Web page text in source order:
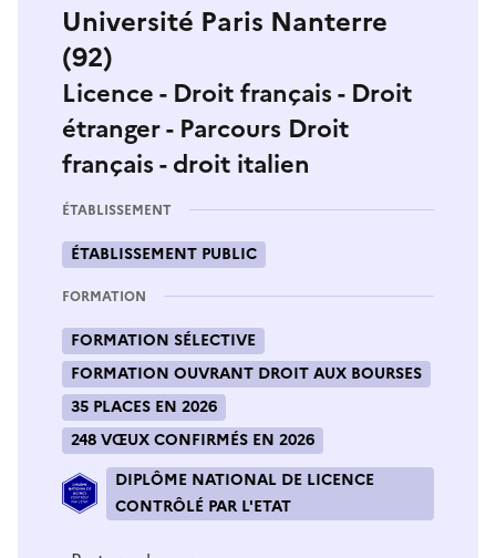
Université Paris Nanterre
(92)
Licence - Droit français - Droit
étranger - Parcours Droit
français - droit italien
ÉTABLISSEMENT
ÉTABLISSEMENT PUBLIC
FORMATION
FORMATION SÉLECTIVE
FORMATION OUVRANT DROIT AUX BOURSES
35 PLACES EN 2026
248 VŒUX CONFIRMÉS EN 2026
DIPLÔME NATIONAL DE LICENCE
CONTRÔLÉ PAR L'ETAT